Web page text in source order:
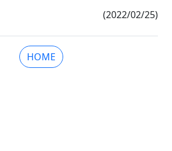
(2022/02/25)
HOME